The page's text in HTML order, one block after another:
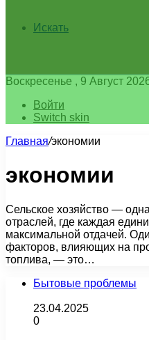
Искать
Воскресенье , 9 Август
Войти
Switch skin
Главная/экономии
экономии
Сельское хозяйство —
отраслей, где каждая
максимальной отдачей.
факторов, влияющих на
топлива, — это…
Бытовые проблемы
23.04.2025
0